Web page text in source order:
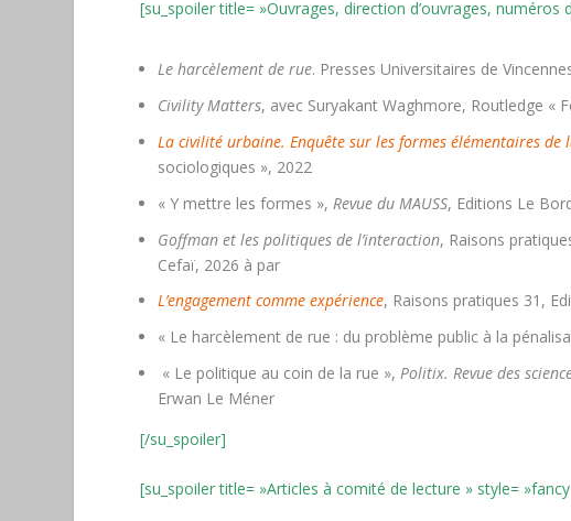
[su_spoiler title= »Ouvrages, direction d’ouvrages, numéros
Le harcèlement de rue. Presses Universitaires de
Civility Matters, avec Suryakant Waghmore, Routledge «
La civilité urbaine. Enquête sur les formes élémentaires de
sociologiques », 2022
« Y mettre les formes »,Revue du MAUSS, Editions Le
Goffman et les politiques de l’interaction, Raisons
Cefaï, 2026 à par
L’engagement comme expérience, Raisons pratiques 31,
« Le harcèlement de rue : du problème public à la
« Le politique au coin de la rue »,Politix. Revue des
Erwan Le Méner
[/su_spoiler]
[su_spoiler title= »Articles à comité de lecture » style=